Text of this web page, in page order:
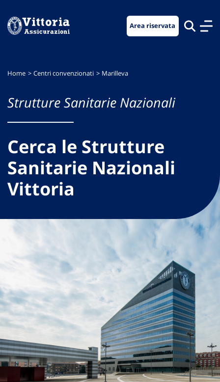
menu
contenuto
footer
Area riservata
Home Centri convenzionati Marilleva
Strutture Sanitarie Nazionali
Cerca le Strutture
Sanitarie Nazionali
Vittoria